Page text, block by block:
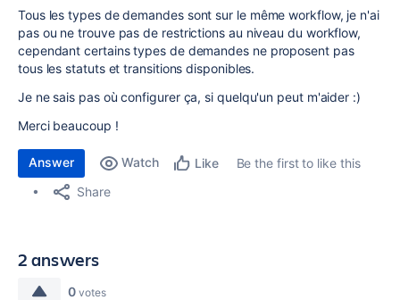
Tous les types de demandes sont sur le même workflow, je n'ai
pas ou ne trouve pas de restrictions au niveau du workflow,
cependant certains types de demandes ne proposent pas
tous les statuts et transitions disponibles.
Je ne sais pas où configurer ça, si quelqu'un peut m'aider :)
Merci beaucoup !
Answer Watch Like
Be the first to like this
Share
2 answers
0 votes